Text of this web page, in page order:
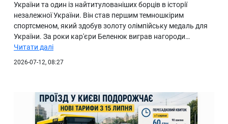
України та один із найтитулованіших борців в історії
незалежної України. Він став першим темношкірим
спортсменом, який здобув золоту олімпійську медаль для
України. За роки кар'єри Беленюк виграв нагороди…
Читати далі
2026-07-12, 08:27